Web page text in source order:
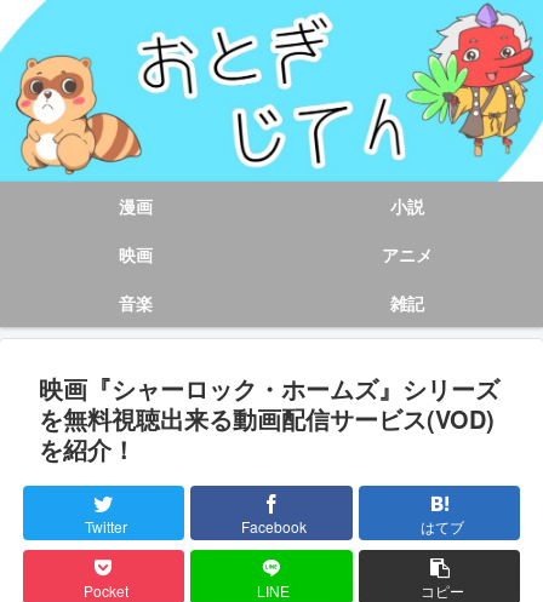
漫画
小説
映画
アニメ
音楽
雑記
映画『シャーロック・ホームズ』シリーズ
を無料視聴出来る動画配信サービス(VOD)
を紹介！
Twitter Facebook はてブ
Pocket LINE コピー